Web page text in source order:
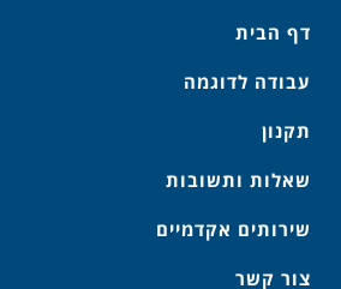
דף הבית
עבודה לדוגמה
תקנון
שאלות ותשובות
שירותים אקדמיים
צור קשר